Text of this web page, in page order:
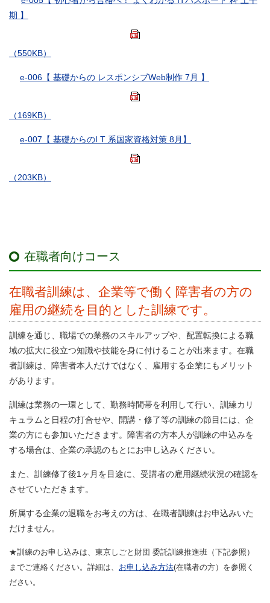
期 】
（550KB）
e-006【 基礎からの レスポンシブWeb制作 7月 】
（169KB）
e-007【 基礎からのI T 系国家資格対策 8月】
（203KB）
在職者向けコース
在職者訓練は、企業等で働く障害者の方の
雇用の継続を目的とした訓練です。
訓練を通じ、職場での業務のスキルアップや、配置転換による職
域の拡大に役立つ知識や技能を身に付けることが出来ます。在職
者訓練は、障害者本人だけではなく、雇用する企業にもメリット
があります。
訓練は業務の一環として、勤務時間帯を利用して行い、訓練カリ
キュラムと日程の打合せや、開講・修了等の訓練の節目には、企
業の方にも参加いただきます。障害者の方本人が訓練の申込みを
する場合は、企業の承認のもとにお申し込みください。
また、訓練修了後1ヶ月を目途に、受講者の雇用継続状況の確認を
させていただきます。
所属する企業の退職をお考えの方は、在職者訓練はお申込みいた
だけません。
★訓練のお申し込みは、東京しごと財団 委託訓練推進班（下記参照）
までご連絡ください。詳細は、 お申し込み方法(在職者の方）を参照く
ださい。